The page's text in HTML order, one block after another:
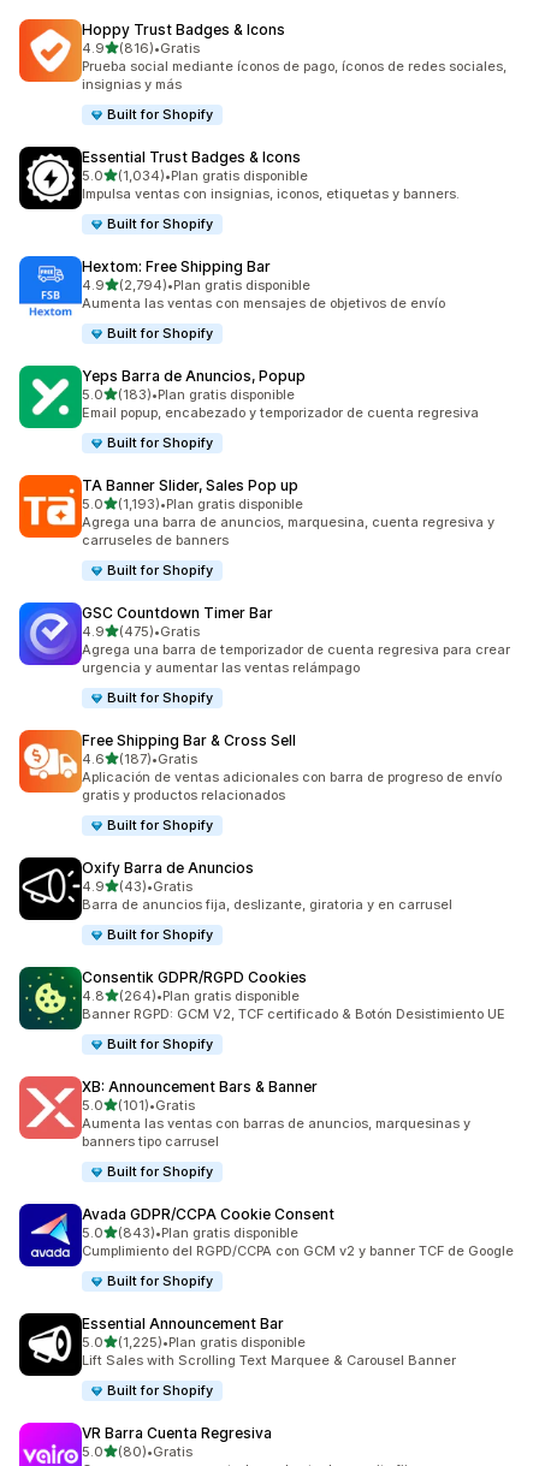
Hoppy Trust Badges & Icons
4.9de 5 estrellas
(816)
816 reseñas en total
•Gratis
Prueba social mediante íconos de pago, íconos de redes sociales,
insignias y más
Built for Shopify
Essential Trust Badges & Icons
5.0de 5 estrellas
(1,034)
1034 reseñas en total
•Plan gratis disponible
Impulsa ventas con insignias, iconos, etiquetas y banners.
Built for Shopify
Hextom: Free Shipping Bar
4.9de 5 estrellas
(2,794)
2794 reseñas en total
•Plan gratis disponible
Aumenta las ventas con mensajes de objetivos de envío
Built for Shopify
Yeps Barra de Anuncios, Popup
5.0de 5 estrellas
(183)
183 reseñas en total
•Plan gratis disponible
Email popup, encabezado y temporizador de cuenta regresiva
Built for Shopify
TA Banner Slider, Sales Pop up
5.0de 5 estrellas
(1,193)
1193 reseñas en total
•Plan gratis disponible
Agrega una barra de anuncios, marquesina, cuenta regresiva y
carruseles de banners
Built for Shopify
GSC Countdown Timer Bar
4.9de 5 estrellas
(475)
475 reseñas en total
•Gratis
Agrega una barra de temporizador de cuenta regresiva para crear
urgencia y aumentar las ventas relámpago
Built for Shopify
Free Shipping Bar & Cross Sell
4.6de 5 estrellas
(187)
187 reseñas en total
•Gratis
Aplicación de ventas adicionales con barra de progreso de envío
gratis y productos relacionados
Built for Shopify
Oxify Barra de Anuncios
4.9de 5 estrellas
(43)
43 reseñas en total
•Gratis
Barra de anuncios fija, deslizante, giratoria y en carrusel
Built for Shopify
Consentik GDPR/RGPD Cookies
4.8de 5 estrellas
(264)
264 reseñas en total
•Plan gratis disponible
Banner RGPD: GCM V2, TCF certificado & Botón Desistimiento UE
Built for Shopify
XB: Announcement Bars & Banner
5.0de 5 estrellas
(101)
101 reseñas en total
•Gratis
Aumenta las ventas con barras de anuncios, marquesinas y
banners tipo carrusel
Built for Shopify
Avada GDPR/CCPA Cookie Consent
5.0de 5 estrellas
(843)
843 reseñas en total
•Plan gratis disponible
Cumplimiento del RGPD/CCPA con GCM v2 y banner TCF de Google
Built for Shopify
Essential Announcement Bar
5.0de 5 estrellas
(1,225)
1225 reseñas en total
•Plan gratis disponible
Lift Sales with Scrolling Text Marquee & Carousel Banner
Built for Shopify
VR Barra Cuenta Regresiva
5.0de 5 estrellas
(80)
80 reseñas en total
•Gratis